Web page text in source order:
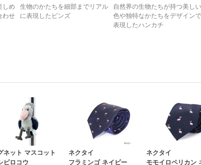
しめ
わせ
生物のかたちを細部までリアル
に表現したピンズ
自然界の生物たちが持つ美しい
色や独特なかたちをデザインで
表現したハンカチ
ネット マスコット
ビロコウ
ネクタイ
フラミンゴ ネイビー
ネクタイ
モモイロペリカン